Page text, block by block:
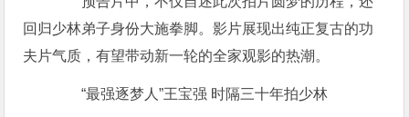
回归少林弟子身份大施拳脚。影片展现出纯正复古的功
夫片气质，有望带动新一轮的全家观影的热潮。
“最强逐梦人”王宝强 时隔三十年拍少林